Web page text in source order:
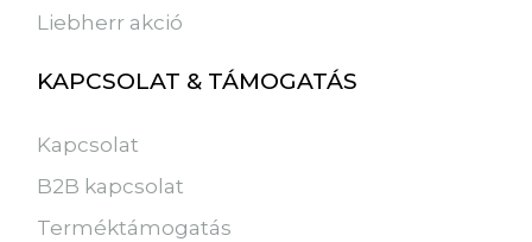
Liebherr akció
KAPCSOLAT & TÁMOGATÁS
Kapcsolat
B2B kapcsolat
Terméktámogatás